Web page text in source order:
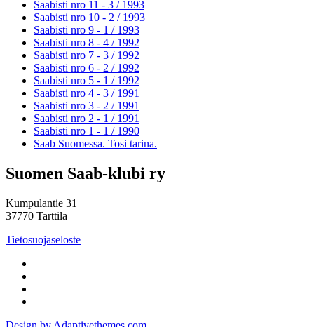
Saabisti nro 11 - 3 / 1993
Saabisti nro 10 - 2 / 1993
Saabisti nro 9 - 1 / 1993
Saabisti nro 8 - 4 / 1992
Saabisti nro 7 - 3 / 1992
Saabisti nro 6 - 2 / 1992
Saabisti nro 5 - 1 / 1992
Saabisti nro 4 - 3 / 1991
Saabisti nro 3 - 2 / 1991
Saabisti nro 2 - 1 / 1991
Saabisti nro 1 - 1 / 1990
Saab Suomessa. Tosi tarina.
Suomen Saab-klubi ry
Kumpulantie 31
37770 Tarttila
Tietosuojaseloste